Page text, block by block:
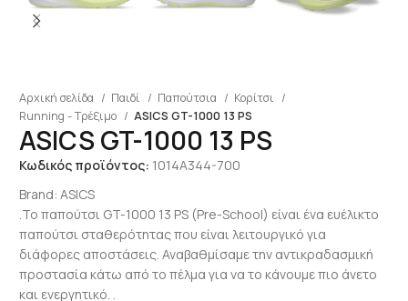
Αρχική σελίδα Παιδί Παπούτσια
Κορίτσι
Running - Τρέξιμο
ASICS GT-1000 13 PS
ASICS GT-1000 13 PS
Κωδικός προϊόντος: 1014A344-700
Brand: ASICS
.Το παπούτσι GT-1000 13 PS (Pre-School) είναι ένα ευέλικτο
παπούτσι σταθερότητας που είναι λειτουργικό για
διάφορες αποστάσεις. Αναβαθμίσαμε την αντικραδασμική
προστασία κάτω από το πέλμα για να το κάνουμε πιο άνετο
και ενεργητικό. .